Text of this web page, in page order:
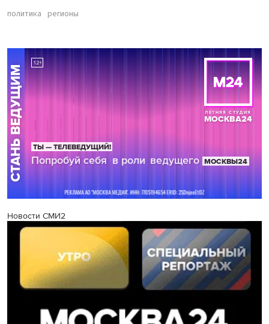
политика регионы
Новости СМИ2